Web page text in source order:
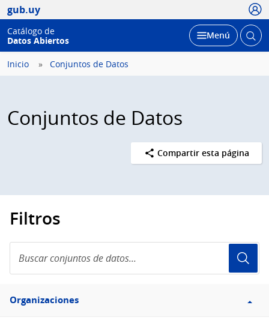
gub.uy
Catálogo de
Datos Abiertos
Desplegar
Menú Abrir
Inicio Conjuntos de Datos
Conjuntos de Datos
Compartir esta página
Filtros
conjuntos
de
Filtro
Organizaciones
Organizaciones